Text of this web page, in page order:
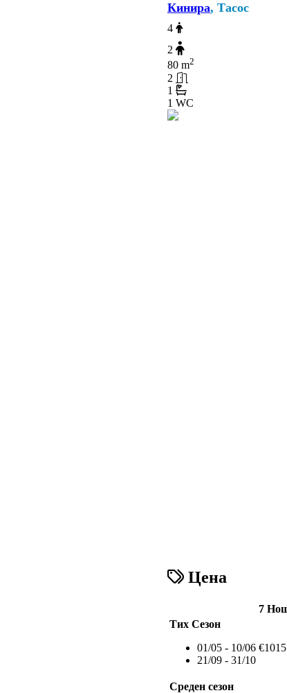
Кинира, Тасос
4
2
80 m2
2
1
1 WC
Цена
7
Тих Сезон
01/05 - 10/06
21/09 - 31/10
€1015
Среден сезон